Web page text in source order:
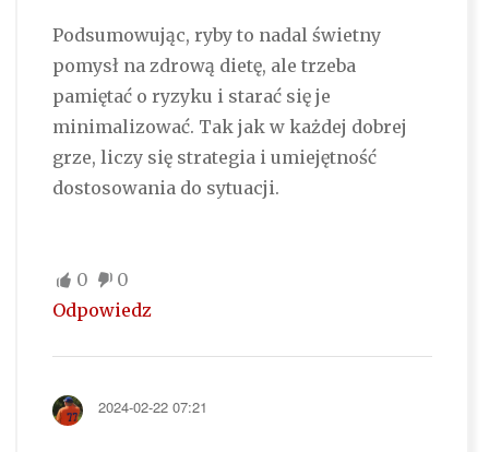
Podsumowując, ryby to nadal świetny
pomysł na zdrową dietę, ale trzeba
pamiętać o ryzyku i starać się je
minimalizować. Tak jak w każdej dobrej
grze, liczy się strategia i umiejętność
dostosowania do sytuacji.
0
0
Odpowiedz
2024-02-22 07:21